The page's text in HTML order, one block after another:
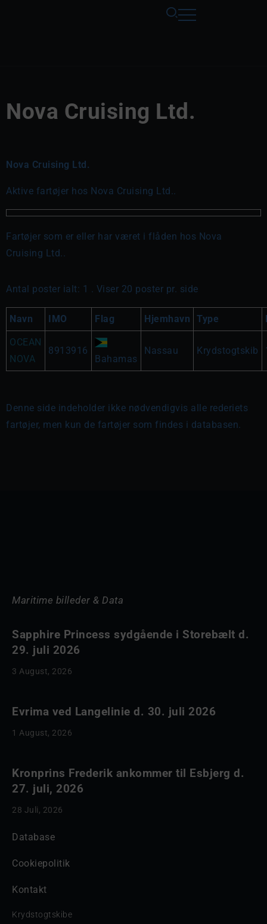
Nova Cruising Ltd.
Nova Cruising Ltd.
Aktive fartøjer hos Nova Cruising Ltd..
Fartøjer som er eller har været i flåden hos Nova
Cruising Ltd..
Antal poster ialt: 1 . Viser 20 poster pr. side
Navn IMO Flag Hjemhavn Type
OCEAN
NOVA
8913916
Bahamas
Nassau Krydstogtskib
Denne side indeholder ikke nødvendigvis alle rederiets
fartøjer, men kun de fartøjer som findes i databasen.
Maritime billeder & Data
Sapphire Princess sydgående i Storebælt d.
29. juli 2026
3 August, 2026
Evrima ved Langelinie d. 30. juli 2026
1 August, 2026
Kronprins Frederik ankommer til Esbjerg d.
27. juli, 2026
28 Juli, 2026
Database
Cookiepolitik
Kontakt
Krydstogtskibe